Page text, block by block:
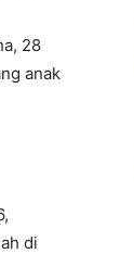
28
anak
di